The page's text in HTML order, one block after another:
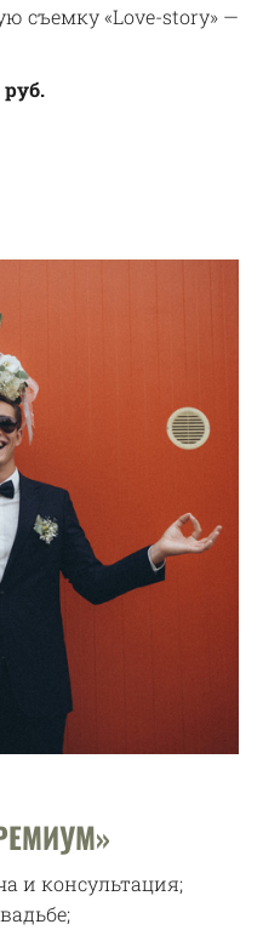
съемку «Love-story» —
руб.
и консультация;